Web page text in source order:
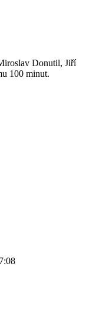
Donutil, Jiří
100 minut.